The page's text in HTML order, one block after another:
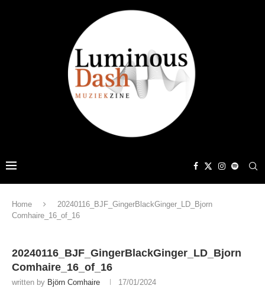
Home
20240116_BJF_GingerBlackGinger_LD_Bjorn
Comhaire_16_of_16
20240116_BJF_GingerBlackGinger_LD_Bjorn
Comhaire_16_of_16
written by Björn Comhaire 17/01/2024